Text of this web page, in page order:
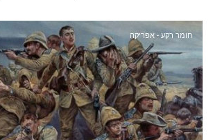
חומר רקע - אפריקה